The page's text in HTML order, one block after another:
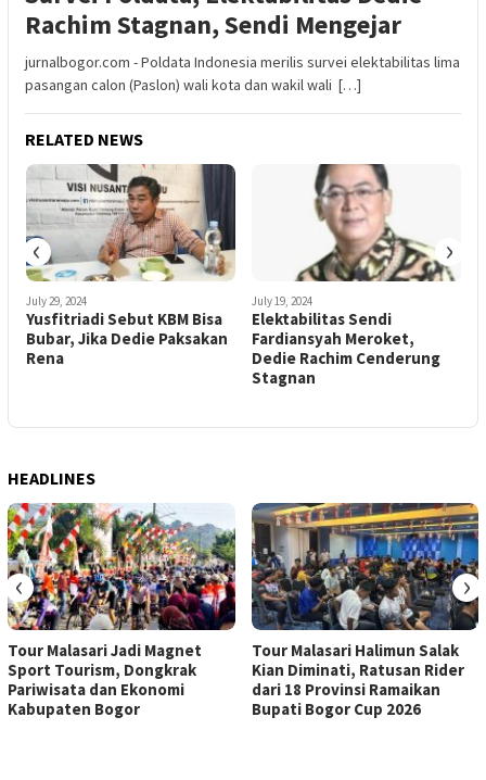
Rachim Stagnan, Sendi Mengejar
jurnalbogor.com - Poldata Indonesia merilis survei elektabilitas lima
pasangan calon (Paslon) wali kota dan wakil wali […]
RELATED NEWS
July 29, 2024
Yusfitriadi Sebut KBM Bisa
Bubar, Jika Dedie Paksakan
Rena
July 19, 2024
Elektabilitas Sendi
Fardiansyah Meroket,
Dedie Rachim Cenderung
Stagnan
‹ ›
HEADLINES
Tour Malasari Jadi Magnet
Sport Tourism, Dongkrak
Pariwisata dan Ekonomi
Kabupaten Bogor
Tour Malasari Halimun Salak
Kian Diminati, Ratusan Rider
dari 18 Provinsi Ramaikan
Bupati Bogor Cup 2026
‹ ›